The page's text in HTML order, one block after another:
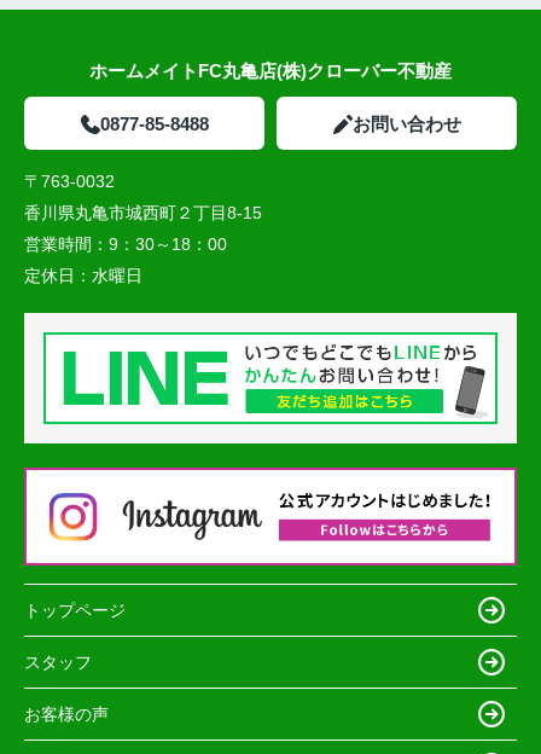
ホームメイトFC丸亀店(株)クローバー不動産
0877-85-8488 お問い合わせ
〒763-0032
香川県丸亀市城西町２丁目8-15
営業時間： 9：30～18：00
定休日： 水曜日
トップページ
スタッフ
お客様の声